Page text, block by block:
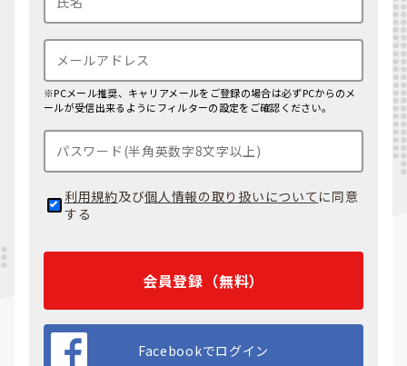
※PCメール推奨、キャリアメールをご登録の場合は必ずPCからのメ
ールが受信出来るようにフィルターの設定をご確認ください。
利用規約及び個人情報の取り扱いについて に同意
する
会員登録（無料）
Facebookでログイン